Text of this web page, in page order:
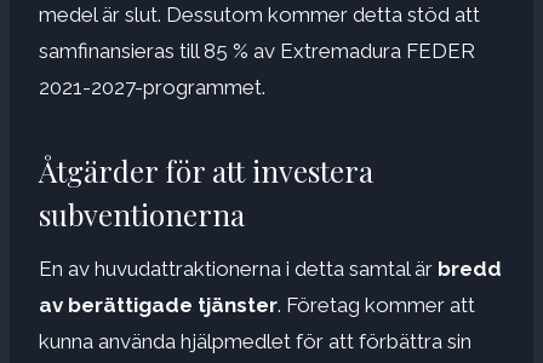
medel är slut. Dessutom kommer detta stöd att
samfinansieras till 85 % av Extremadura FEDER
2021-2027-programmet.
Åtgärder för att investera
subventionerna
En av huvudattraktionerna i detta samtal är bredd
av berättigade tjänster. Företag kommer att
kunna använda hjälpmedlet för att förbättra sin